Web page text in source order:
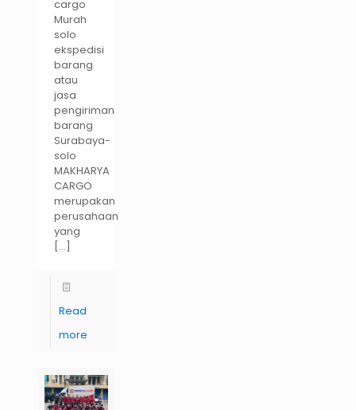
cargo
Murah
solo
ekspedisi
barang
atau
jasa
pengiriman
barang
Surabaya-
solo
MAKHARYA
CARGO
merupakan
perusahaan
yang
[…]
Read
more